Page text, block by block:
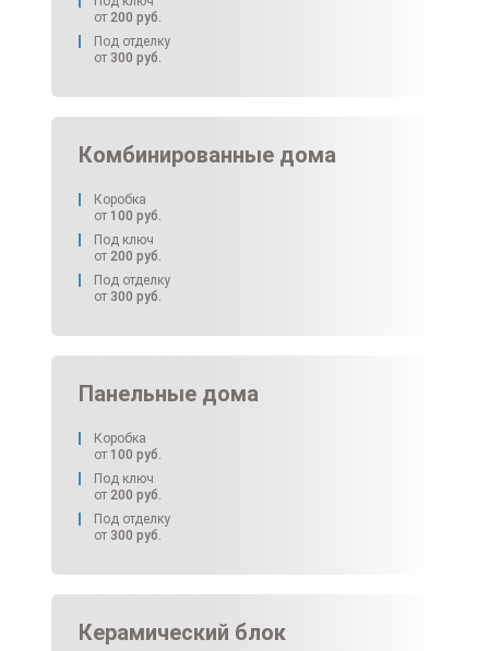
от 200 руб.
Под отделку
от 300 руб.
Комбинированные дома
Коробка
от 100 руб.
Под ключ
от 200 руб.
Под отделку
от 300 руб.
Панельные дома
Коробка
от 100 руб.
Под ключ
от 200 руб.
Под отделку
от 300 руб.
Керамический блок